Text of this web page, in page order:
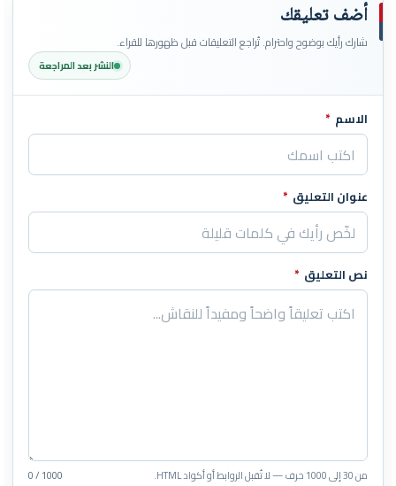
أضف تعليقك
شارك رأيك بوضوح واحترام. تُراجع التعليقات قبل ظهورها للقراء.
النشر بعد المراجعة
اترك هذا الحقل فارغاً
الاسم *
عنوان التعليق *
نص التعليق *
من 30 إلى 1000 حرف — لا تُقبل الروابط أو أكواد HTML. 0 / 1000